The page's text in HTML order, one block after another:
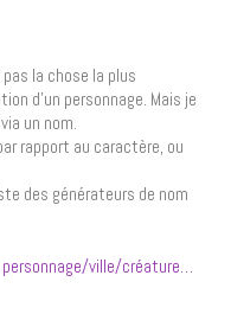
la chose la plus
d’un personnage. Mais je
un nom.
rapport au caractère, ou
des générateurs de nom
personnage/ville/créature…